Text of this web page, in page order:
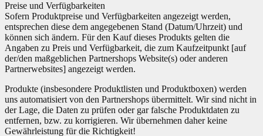
Preise und Verfügbarkeiten
Sofern Produktpreise und Verfügbarkeiten angezeigt werden,
entsprechen diese dem angegebenen Stand (Datum/Uhrzeit) und
können sich ändern. Für den Kauf dieses Produkts gelten die
Angaben zu Preis und Verfügbarkeit, die zum Kaufzeitpunkt [auf
der/den maßgeblichen Partnershops Website(s) oder anderen
Partnerwebsites] angezeigt werden.
Produkte (insbesondere Produktlisten und Produktboxen) werden
uns automatisiert von den Partnershops übermittelt. Wir sind nicht in
der Lage, die Daten zu prüfen oder gar falsche Produktdaten zu
entfernen, bzw. zu korrigieren. Wir übernehmen daher keine
Gewährleistung für die Richtigkeit!